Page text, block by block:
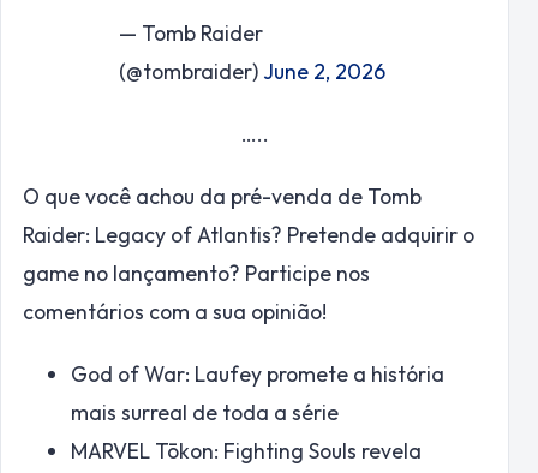
— Tomb Raider
(@tombraider) June 2, 2026
…..
O que você achou da pré-venda de Tomb
Raider: Legacy of Atlantis? Pretende adquirir o
game no lançamento? Participe nos
comentários com a sua opinião!
God of War: Laufey promete a história
mais surreal de toda a série
MARVEL Tōkon: Fighting Souls revela